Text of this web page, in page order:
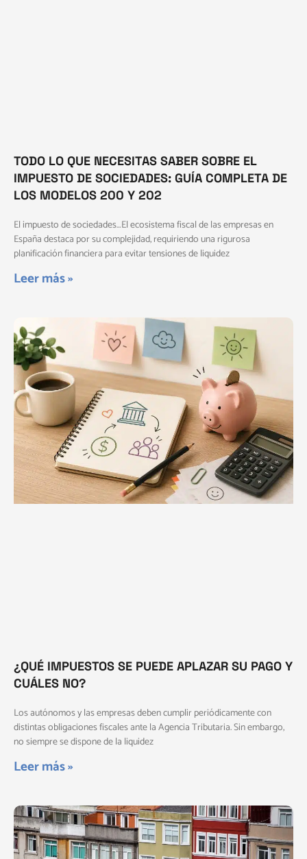
TODO LO QUE NECESITAS SABER SOBRE EL
IMPUESTO DE SOCIEDADES: GUÍA COMPLETA DE
LOS MODELOS 200 Y 202
El impuesto de sociedades…El ecosistema fiscal de las empresas en
España destaca por su complejidad, requiriendo una rigurosa
planificación financiera para evitar tensiones de liquidez
Leer más »
¿QUÉ IMPUESTOS SE PUEDE APLAZAR SU PAGO Y
CUÁLES NO?
Los autónomos y las empresas deben cumplir periódicamente con
distintas obligaciones fiscales ante la Agencia Tributaria. Sin embargo,
no siempre se dispone de la liquidez
Leer más »